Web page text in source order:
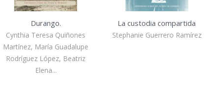
Durango.
Cynthia Teresa Quiñones
Martínez, María Guadalupe
Rodríguez López, Beatriz
Elena...
La custodia compartida
Stephanie Guerrero Ramírez